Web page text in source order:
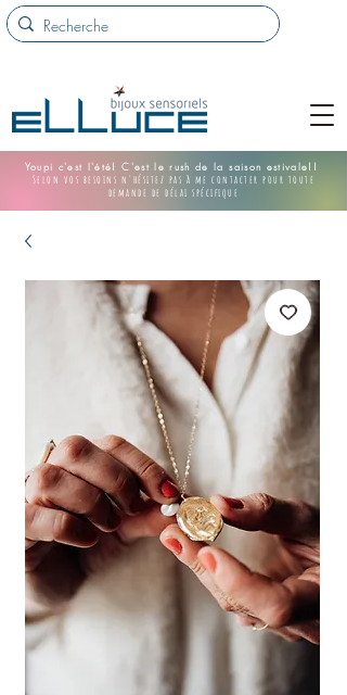
Youpi c'est l'été! C'est le rush de la saison estivale!!
Selon vos besoins n'hésitez pas à me contacter pour toute
demande de délai spécifique